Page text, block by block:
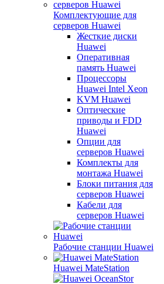
Комплектующие для
серверов Huawei
Жесткие диски
Huawei
Оперативная
память Huawei
Процессоры
Huawei Intel Xeon
KVM Huawei
Оптические
приводы и FDD
Huawei
Опции для
серверов Huawei
Комплекты для
монтажа Huawei
Блоки питания для
серверов Huawei
Кабели для
серверов Huawei
Рабочие станции Huawei
Huawei MateStation